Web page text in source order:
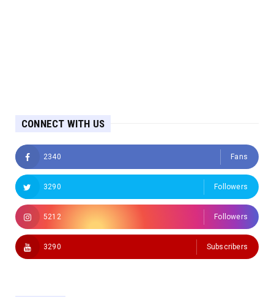
CONNECT WITH US
2340 Fans
3290 Followers
5212 Followers
3290 Subscribers